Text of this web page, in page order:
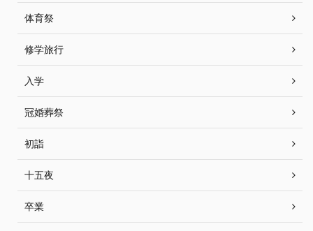
体育祭
修学旅行
入学
冠婚葬祭
初詣
十五夜
卒業